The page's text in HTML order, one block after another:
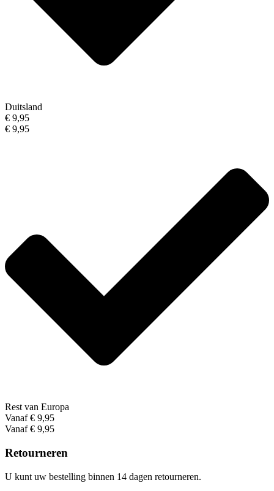
Duitsland
€ 9,95
€ 9,95
Rest van Europa
Vanaf € 9,95
Vanaf € 9,95
Retourneren
U kunt uw bestelling binnen 14 dagen retourneren.